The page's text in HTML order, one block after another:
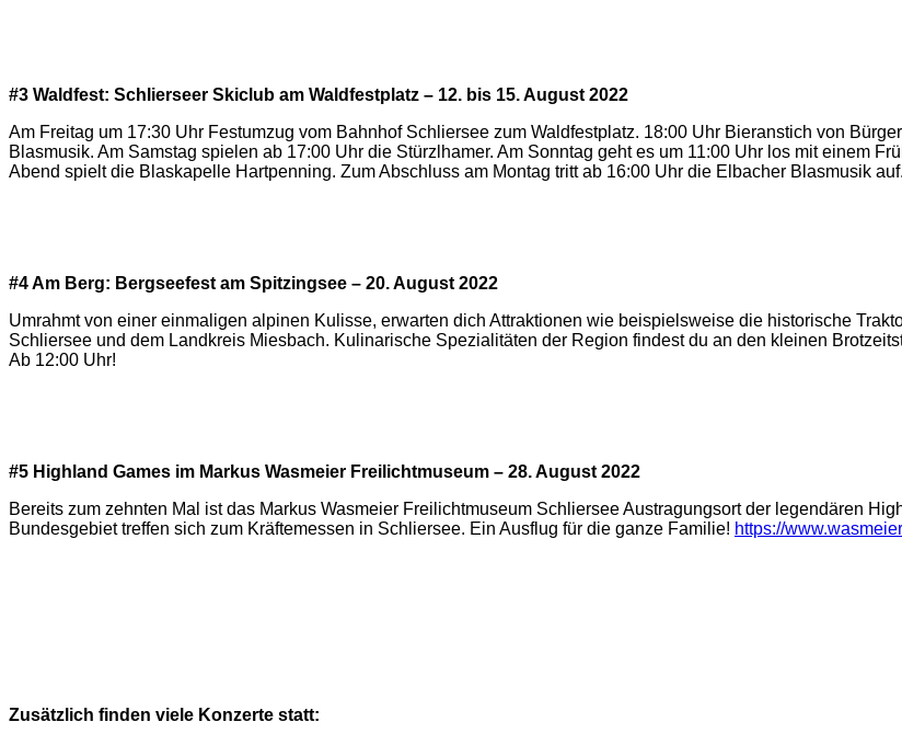
#3 Waldfest: Schlierseer Skiclub am Waldfestplatz – 12. bis 15. August 2022
Am Freitag um 17:30 Uhr Festumzug vom Bahnhof Schliersee zum Waldfestplatz. 18:00 Uhr Bieranstich von
Blasmusik. Am Samstag spielen ab 17:00 Uhr die Stürzlhamer. Am Sonntag geht es um 11:00 Uhr los mit einem
Abend spielt die Blaskapelle Hartpenning. Zum Abschluss am Montag tritt ab 16:00 Uhr die Elbacher Blasmusik auf.
#4 Am Berg: Bergseefest am Spitzingsee – 20. August 2022
Umrahmt von einer einmaligen alpinen Kulisse, erwarten dich Attraktionen wie beispielsweise die historische
Schliersee und dem Landkreis Miesbach. Kulinarische Spezialitäten der Region findest du an den kleinen
Ab 12:00 Uhr!
#5 Highland Games im Markus Wasmeier Freilichtmuseum – 28. August 2022
Bereits zum zehnten Mal ist das Markus Wasmeier Freilichtmuseum Schliersee Austragungsort der legendären
Bundesgebiet treffen sich zum Kräftemessen in Schliersee. Ein Ausflug für die ganze Familie! https://
Zusätzlich finden viele Konzerte statt: